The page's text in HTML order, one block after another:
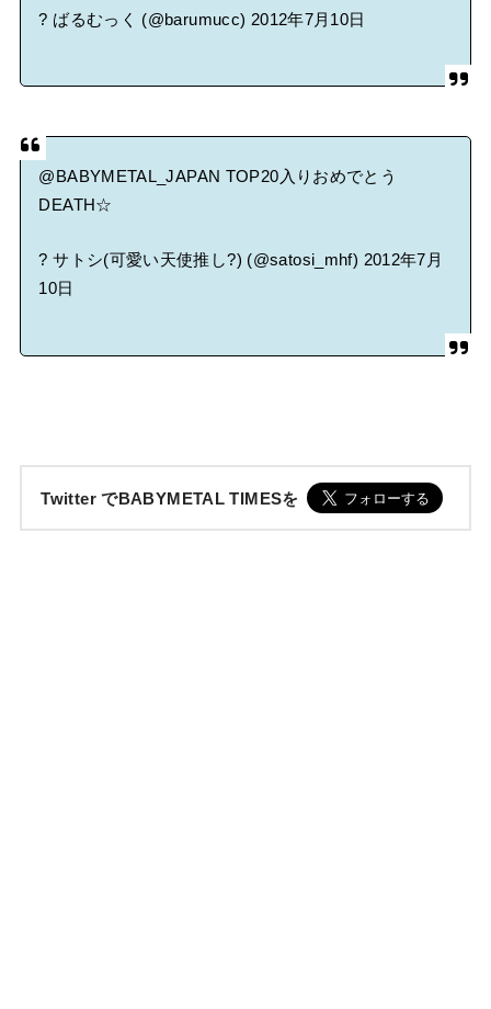
? ばるむっく (@barumucc) 2012年7月10日
@BABYMETAL_JAPAN TOP20入りおめでとう
DEATH☆
? サトシ(可愛い天使推し?) (@satosi_mhf) 2012年7月
10日
Twitter でBABYMETAL TIMESを